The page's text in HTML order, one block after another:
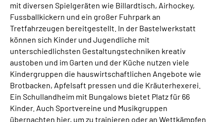
mit diversen Spielgeräten wie Billardtisch, Airhockey,
Fussballkickern und ein großer Fuhrpark an
Tretfahrzeugen bereitgestellt. In der Bastelwerkstatt
können sich Kinder und Jugendliche mit
unterschiedlichsten Gestaltungstechniken kreativ
austoben und im Garten und der Küche nutzen viele
Kindergruppen die hauswirtschaftlichen Angebote wie
Brotbacken, Apfelsaft pressen und die Kräuterhexerei.
Ein Schullandheim mit Bungalows bietet Platz für 66
Kinder. Auch Sportvereine und Musikgruppen
übernachten hier, um zu trainieren oder an Wettkämpfen